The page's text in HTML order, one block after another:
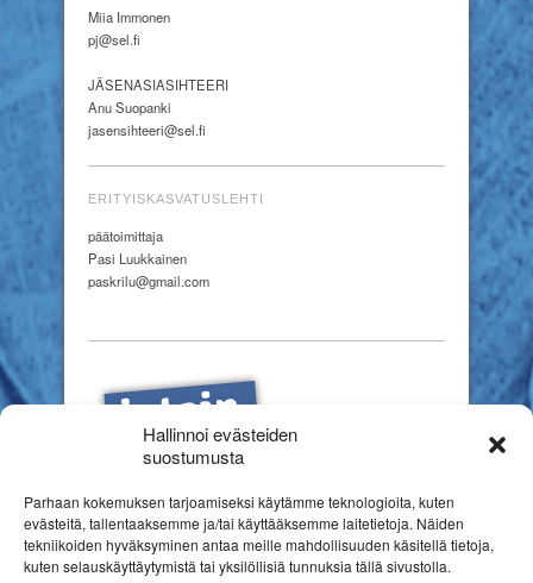
Hallinnoi evästeiden
suostumusta
Parhaan kokemuksen tarjoamiseksi käytämme teknologioita, kuten
evästeitä, tallentaaksemme ja/tai käyttääksemme laitetietoja. Näiden
tekniikoiden hyväksyminen antaa meille mahdollisuuden käsitellä tietoja,
kuten selauskäyttäytymistä tai yksilöllisiä tunnuksia tällä sivustolla.
Miia Immonen
pj@sel.fi
JÄSENASIASIHTEERI
Anu Suopanki
jasensihteeri@sel.fi
ERITYISKASVATUSLEHTI
päätoimittaja
Pasi Luukkainen
paskrilu@gmail.com